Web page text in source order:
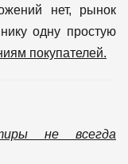
нет, рынок
одну простую
покупателей.
не всегда